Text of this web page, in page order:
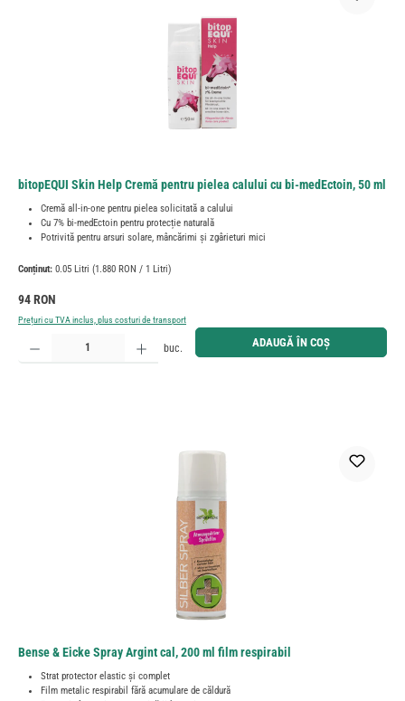
bitopEQUI Skin Help Cremă pentru pielea calului cu bi-medEctoin, 50 ml
Cremă all-in-one pentru pielea solicitată a calului
Cu 7% bi-medEctoin pentru protecție naturală
Potrivită pentru arsuri solare, mâncărimi și zgârieturi mici
Conținut: 0.05 Litri (1.880 RON / 1 Litri)
Preț obișnuit:
94 RON
Prețuri cu TVA inclus, plus costuri de transport
Cantitate produs: Introduceți cantitatea dorită sau utilizați butoanele pentru a mări sau micșora
buc. ADAUGĂ ÎN COȘ
Bense & Eicke Spray Argint cal, 200 ml film respirabil
Strat protector elastic și complet
Film metalic respirabil fără acumulare de căldură